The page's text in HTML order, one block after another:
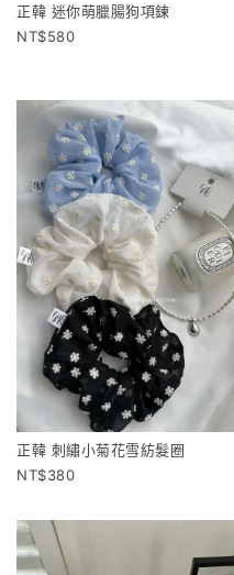
正韓 迷你萌臘腸狗項鍊
580
正韓 刺繡小菊花雪紡髮圈
380